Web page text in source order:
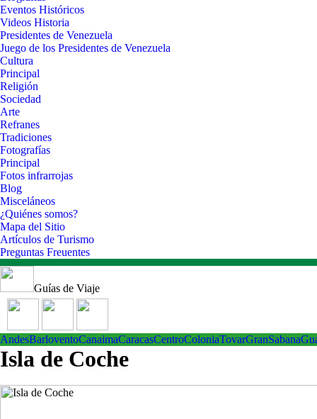
Eventos Históricos
Videos Historia
Presidentes de Venezuela
Juego de los Presidentes de Venezuela
Cultura
Principal
Religión
Sociedad
Arte
Refranes
Tradiciones
Fotografías
Principal
Fotos infrarrojas
Blog
Misceláneos
¿Quiénes somos?
Mapa del Sitio
Artículos de Turismo
Preguntas Freuentes
Guías de Viaje
AndesBarloventoCanaimaCaracasCentroColoniaTovarGranSabana
Isla de Coche